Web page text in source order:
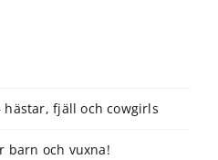
fjäll och cowgirls
barn och vuxna!